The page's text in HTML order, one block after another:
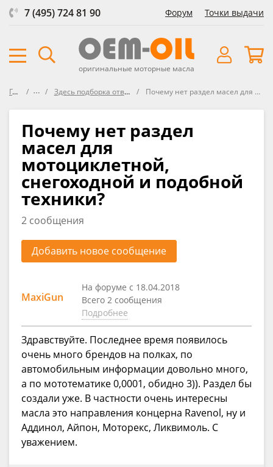
7 (495) 724 81 90 Форум Точки выдачи
оригинальные моторные масла
Главная ФорумЗдесь подборка ответов на часто задаваемые вопросы Почему нет раздел масел для мотоциклетной, снегоходной и подобной техники?
Почему нет раздел
масел для
мотоциклетной,
снегоходной и подобной
техники?
2 сообщения
Добавить новое сообщение
MaxiGun
На форуме с 18.04.2018
Всего 2 сообщения
Подробнее
Здравствуйте. Последнее время появилось
очень много брендов на полках, по
автомобильным информации довольно много,
а по мототематике 0,0001, обидно 3)). Раздел бы
создали уже. В частности очень интересны
масла это направления концерна Ravenol, ну и
Аддинол, Айпон, Моторекс, Ликвимоль. С
уважением.